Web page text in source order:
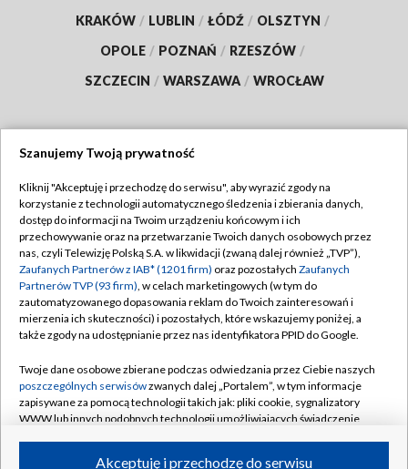
KRAKÓW / LUBLIN / ŁÓDŹ / OLSZTYN /
OPOLE / POZNAŃ / RZESZÓW /
SZCZECIN / WARSZAWA / WROCŁAW
TVP
Abonament TVP
Emisja w TVP
Centrum informacji TVP
Naziemna Telewizja Cyfrowa
Rada Programowa
System NOS
Informacje o nadawcy
Regulamin TVP
Polityka prywatności
Moje zgody
Pomoc
Kontakt
Kanały
Szanujemy Twoją prywatność
Kliknij "Akceptuję i przechodzę do serwisu", aby wyrazić zgody na
korzystanie z technologii automatycznego śledzenia i zbierania danych,
dostęp do informacji na Twoim urządzeniu końcowym i ich
przechowywanie oraz na przetwarzanie Twoich danych osobowych przez
nas, czyli Telewizję Polską S.A. w likwidacji (zwaną dalej również „TVP”),
Zaufanych Partnerów z IAB* (1201 firm) oraz pozostałych Zaufanych
Partnerów TVP (93 firm), w celach marketingowych (w tym do
zautomatyzowanego dopasowania reklam do Twoich zainteresowań i
mierzenia ich skuteczności) i pozostałych, które wskazujemy poniżej, a
także zgody na udostępnianie przez nas identyfikatora PPID do Google.
Twoje dane osobowe zbierane podczas odwiedzania przez Ciebie naszych
poszczególnych serwisówzwanych dalej „Portalem”, w tym informacje
zapisywane za pomocą technologii takich jak: pliki cookie, sygnalizatory
WWW lub innych podobnych technologii umożliwiających świadczenie
Akceptuję i przechodzę do serwisu